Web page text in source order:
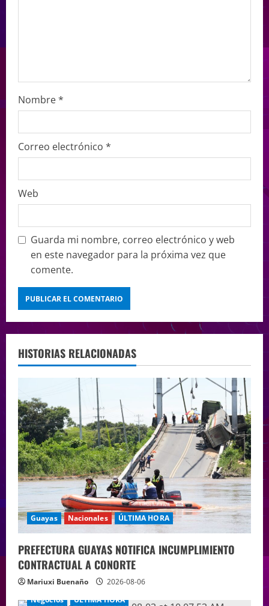
Nombre*
Correo electrónico *
Web
Guarda mi nombre, correo electrónico y web
en este navegador para la próxima vez que
comente.
HISTORIAS RELACIONADAS
Guayas Nacionales ÚLTIMA HORA
PREFECTURA GUAYAS NOTIFICA INCUMPLIMIENTO
CONTRACTUAL A CONORTE
Mariuxi Buenaño
2026-08-06
Negocios
ÚLTIMA HORA